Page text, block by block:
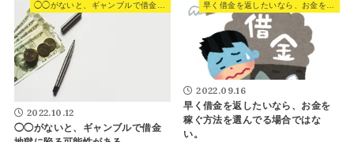
◯◯がないと、ギャンブルで借金地獄に陥る可能性がある。
2022.10.12
◯◯がないと、ギャンブルで借金
早く借金を返したいなら、お金を稼ぐ方法を選んでる場合ではない。
2022.09.16
早く借金を返したいなら、お金を
稼ぐ方法を選んでる場合ではな
い。